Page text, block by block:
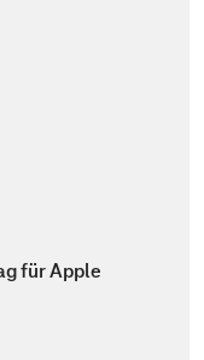
für Apple